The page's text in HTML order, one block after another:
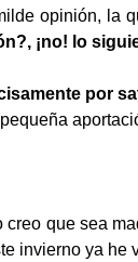
opinión, la
¡no! lo
por
que sea
invierno ya he